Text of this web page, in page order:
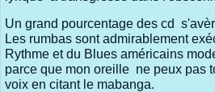
Un grand pourcentage des cd
Les rumbas sont admirablement
Rythme et du Blues américains
parce que mon oreille ne peux pas
voix en citant le mabanga.